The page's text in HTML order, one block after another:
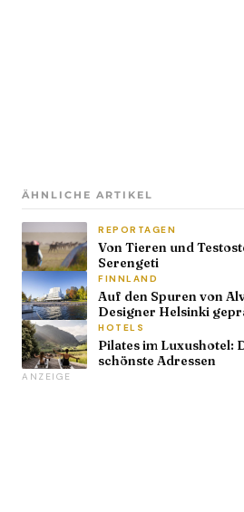
ÄHNLICHE ARTIKEL
REPORTAGEN
Von Tieren und
Serengeti
FINNLAND
Auf den Spuren von
Designer Helsinki
HOTELS
Pilates im Luxushotel:
schönste Adressen
ANZEIGE